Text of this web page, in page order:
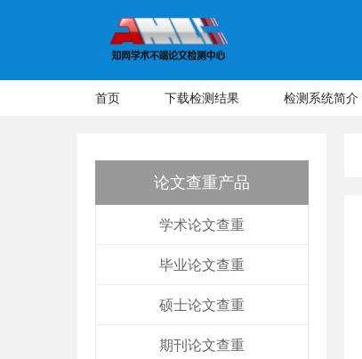
首页 下载检测结果 检测系统简介
论文查重产品
学术论文查重
毕业论文查重
硕士论文查重
期刊论文查重